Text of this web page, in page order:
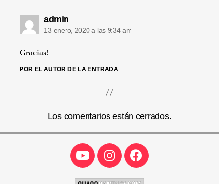
admin
13 enero, 2020 a las 9:34 am
Gracias!
POR EL AUTOR DE LA ENTRADA
Los comentarios están cerrados.